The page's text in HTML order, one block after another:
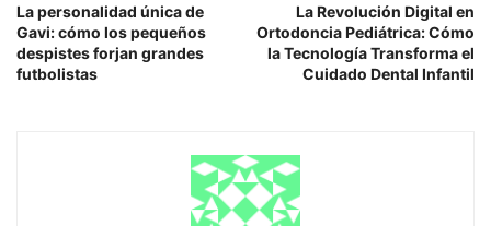
La personalidad única de
Gavi: cómo los pequeños
despistes forjan grandes
futbolistas
La Revolución Digital en
Ortodoncia Pediátrica: Cómo
la Tecnología Transforma el
Cuidado Dental Infantil